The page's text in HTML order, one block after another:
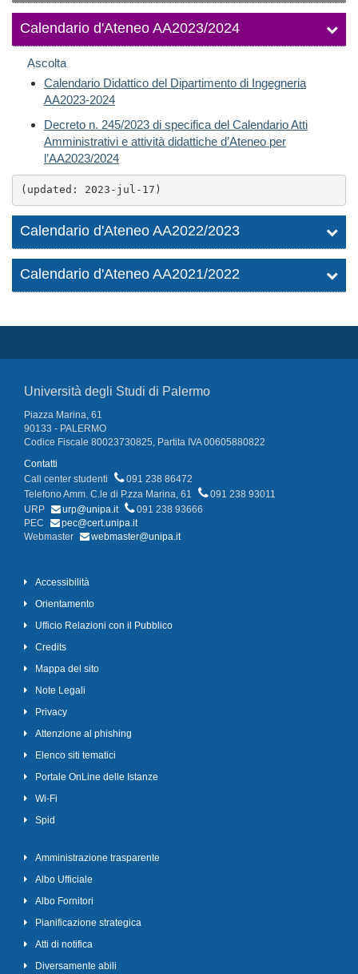
Calendario d'Ateneo AA2023/2024
Ascolta
Calendario Didattico del Dipartimento di Ingegneria
AA2023-2024
Decreto n. 245/2023 di specifica del Calendario Atti
Amministrativi e attività didattiche d’Ateneo per
l’AA2023/2024
(updated: 2023-jul-17)
Calendario d'Ateneo AA2022/2023
Calendario d'Ateneo AA2021/2022
Università degli Studi di Palermo
Piazza Marina, 61
90133 - PALERMO
Codice Fiscale 80023730825, Partita IVA 00605880822
Contatti
Call center studenti
091 238 86472
Telefono Amm. C.le di P.zza Marina, 61
091 238 93011
URP
urp@unipa.it
091 238 93666
PEC
pec@cert.unipa.it
Webmaster
webmaster@unipa.it
Accessibilità
Orientamento
Ufficio Relazioni con il Pubblico
Credits
Mappa del sito
Note Legali
Privacy
Attenzione al phishing
Elenco siti tematici
Portale OnLine delle Istanze
Wi-Fi
Spid
Amministrazione trasparente
Albo Ufficiale
Albo Fornitori
Pianificazione strategica
Atti di notifica
Diversamente abili